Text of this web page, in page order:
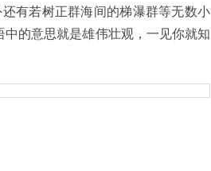
有若树正群海间的梯瀑群等无数小
中的意思就是雄伟壮观，一见你就知